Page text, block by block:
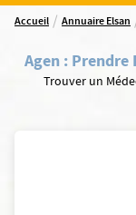
Accueil / Annuaire Elsan
Agen: Prendre
Trouver un